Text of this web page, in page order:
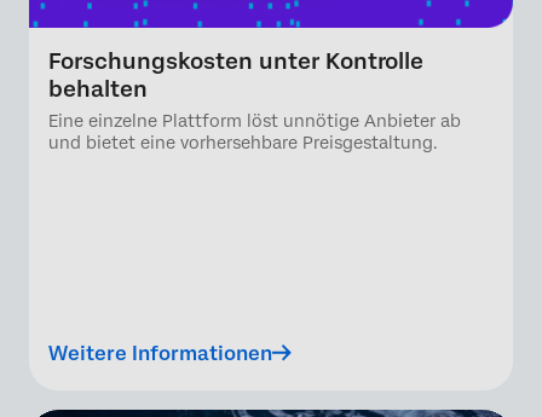
Forschungskosten unter Kontrolle
behalten
Eine einzelne Plattform löst unnötige Anbieter ab
und bietet eine vorhersehbare Preisgestaltung.
Weitere Informationen